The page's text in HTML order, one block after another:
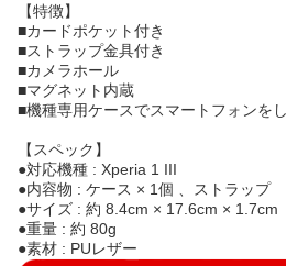
【特徴】
■カードポケット付き
■ストラップ金具付き
■カメラホール
■マグネット内蔵
■機種専用ケースでスマートフォンを
【スペック】
●対応機種 : Xperia 1 III
●内容物 : ケース × 1個 、ストラップ
●サイズ : 約 8.4cm × 17.6cm × 1.7cm
●重量 : 約 80g
●素材 : PUレザー